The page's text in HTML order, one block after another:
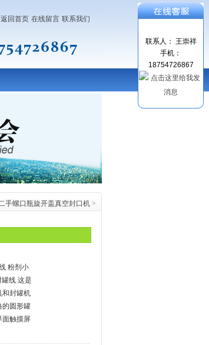
返回首页 在线留言 联系我们
手螺口瓶旋开盖真空封口机 >
粉剂小
线 这是
和封罐机
的圆形罐
面触摸屏
联系人： 王崇祥
手机：
18754726867